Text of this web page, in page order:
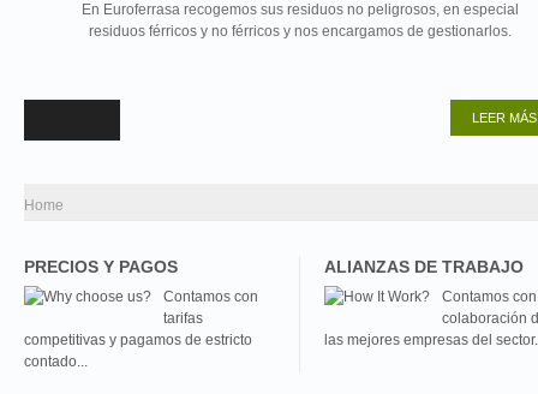
LEER MÁS
MATERIALES
Home
PRECIOS Y PAGOS
Contamos con
tarifas
competitivas y pagamos de estricto
contado...
ALIANZAS DE TRABAJO
Contamos
colaboración
las mejores empresas del